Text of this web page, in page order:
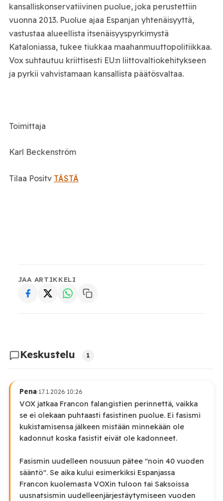
kansalliskonservatiivinen puolue, joka perustettiin
vuonna 2013. Puolue ajaa Espanjan yhtenäisyyttä,
vastustaa alueellista itsenäisyyspyrkimystä
Kataloniassa, tukee tiukkaa maahanmuuttopolitiikkaa.
Vox suhtautuu kriittisesti EU:n liittovaltiokehitykseen
ja pyrkii vahvistamaan kansallista päätösvaltaa.
Toimittaja
Karl Beckenström
Tilaa Positv TÄSTÄ
JAA ARTIKKELI
Keskustelu 1
Pena·17.1.2026 10:26
VOX jatkaa Francon falangistien perinnettä, vaikka
se ei olekaan puhtaasti fasistinen puolue. Ei fasismi
kukistamisensa jälkeen mistään minnekään ole
kadonnut koska fasistit eivät ole kadonneet.
Fasismin uudelleen nousuun pätee "noin 40 vuoden
sääntö". Se aika kului esimerkiksi Espanjassa
Francon kuolemasta VOXin tuloon tai Saksoissa
uusnatsismin uudelleenjärjestäytymiseen vuoden